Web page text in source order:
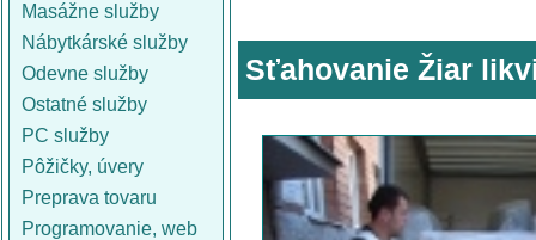
Masážne služby
Nábytkárské služby
Odevne služby
Ostatné služby
PC služby
Pôžičky, úvery
Preprava tovaru
Programovanie, web
Sťahovanie Žiar